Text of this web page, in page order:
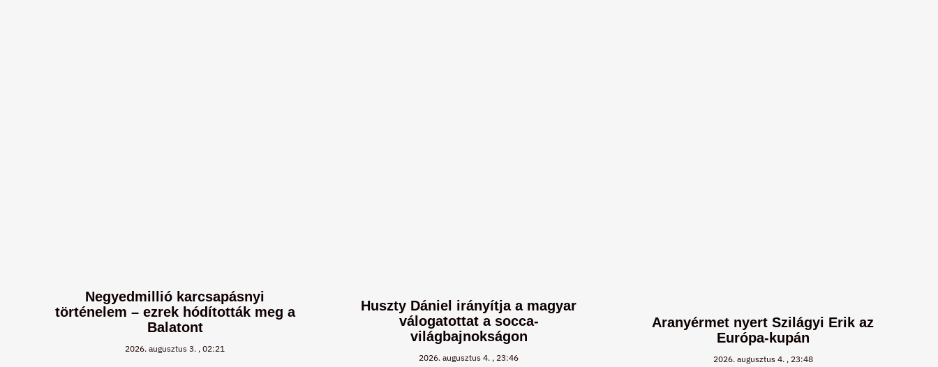
Negyedmillió karcsapásnyi
történelem – ezrek hódították meg a
Balatont
2026. augusztus 3. 02:21
Huszty Dániel irányítja a magyar
válogatottat a socca-
világbajnokságon
2026. augusztus 4. 23:46
Aranyérmet nyert Szilágyi Erik az
Európa-kupán
2026. augusztus 4. 23:48